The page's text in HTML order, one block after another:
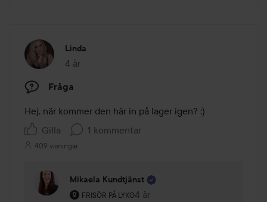
Linda
4 år
Inlägget skapades 4 år
Fråga
Hej, när kommer den här in på lager igen? :)
Gilla
1 kommentar
409 visningar
Mikaela Kundtjänst
FRISÖR PÅ LYKO
Användarens roll: Frisör på Lyko.
4 år
Kommentaren lades 4 år